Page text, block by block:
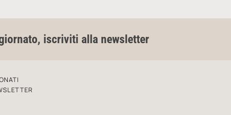
iscriviti alla newsletter